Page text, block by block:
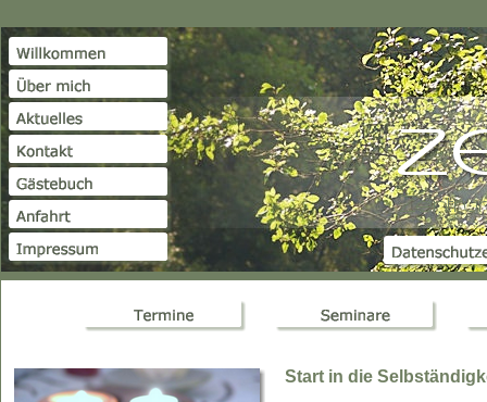
Start in die